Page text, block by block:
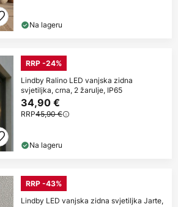
Na lageru
RRP -24%
Lindby Ralino LED vanjska zidna
svjetiljka, crna, 2 žarulje, IP65
34,90 €
RRP45,90 €
Na lageru
RRP -43%
Lindby LED vanjska zidna svjetiljka Jarte,